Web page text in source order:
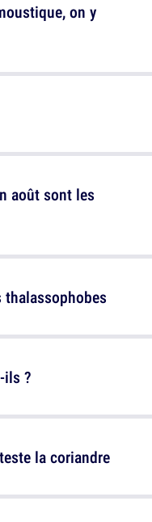
la coriandre
on y
août sont les
ils ?